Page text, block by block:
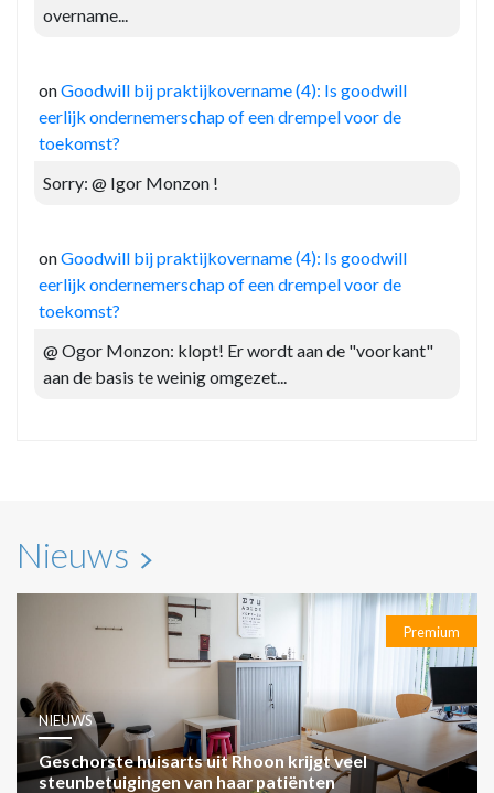
overname...
onGoodwill bij praktijkovername (4): Is goodwill
eerlijk ondernemerschap of een drempel voor de
toekomst?
Sorry: @ Igor Monzon !
onGoodwill bij praktijkovername (4): Is goodwill
eerlijk ondernemerschap of een drempel voor de
toekomst?
@ Ogor Monzon: klopt! Er wordt aan de "voorkant"
aan de basis te weinig omgezet...
Nieuws
Premium
NIEUWS
Geschorste huisarts uit Rhoon krijgt veel
steunbetuigingen van haar patiënten